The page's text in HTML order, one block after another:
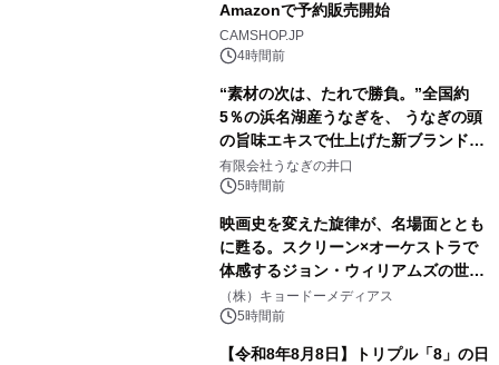
Amazonで予約販売開始
CAMSHOP.JP
4時間前
“素材の次は、たれで勝負。”全国約
5％の浜名湖産うなぎを、 うなぎの頭
の旨味エキスで仕上げた新ブランド
「井口の誉」誕生
有限会社うなぎの井口
5時間前
映画史を変えた旋律が、名場面ととも
に甦る。スクリーン×オーケストラで
体感するジョン・ウィリアムズの世
界。ジョン・ウィリアムズ：シネマ・
スペクタキュラー・コンサート 開催決
定！
（株）キョードーメディアス
5時間前
【令和8年8月8日】トリプル「8」の日